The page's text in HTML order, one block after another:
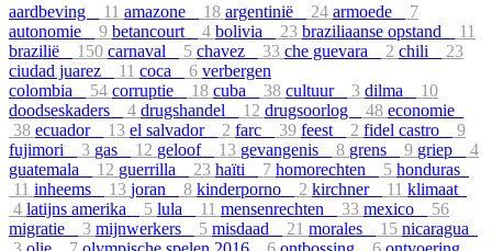
aardbeving 11 amazone 18 argentinië 24 armoede
7
autonomie
9 betancourt 4 bolivia 23 braziliaanse opstand
11
brazilië
150 carnaval 5 chavez 33 che guevara 2 chili
23
ciudad juarez
11 coca 6 verbergen
colombia
54 corruptie 18 cuba 38 cultuur 3 dilma
10
doodseskaders
4 drugshandel 12 drugsoorlog 48 economie
38 ecuador 13 el salvador 2 farc 39 feest 2 fidel castro
9
fujimori
3 gas 12 geloof 13 gevangenis 8 grens 9 griep
4
guatemala
12 guerrilla 23 haïti 7 homorechten 5 honduras
11 inheems 13 joran 8 kinderporno 2 kirchner 11 klimaat
4 latijns amerika 5 lula 11 mensenrechten 33 mexico
56
migratie
3 mijnwerkers 5 misdaad 21 morales 15 nicaragua